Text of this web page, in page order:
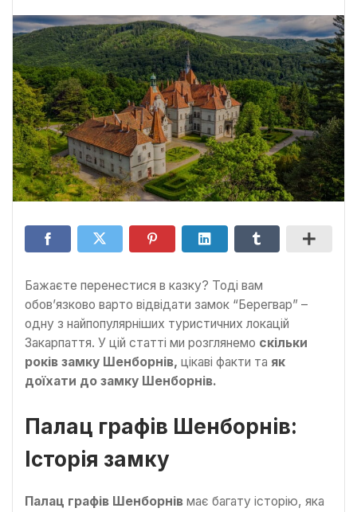
Бажаєте перенестися в казку? Тоді вам
обов’язково варто відвідати замок “Берегвар” –
одну з найпопулярніших туристичних локацій
Закарпаття. У цій статті ми розглянемо скільки
років замку Шенборнів, цікаві факти та як
доїхати до замку Шенборнів.
Палац графів Шенборнів:
Історія замку
Палац графів Шенборнів має багату історію, яка